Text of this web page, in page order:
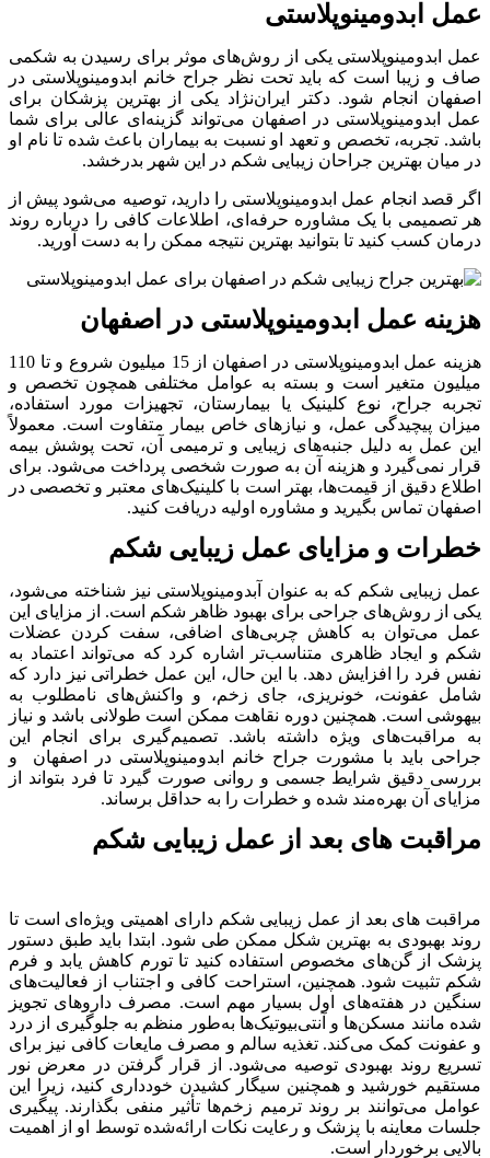
عمل ابدومینوپلاستی
عمل ابدومینوپلاستی یکی از روش‌های موثر برای رسیدن به شکمی
صاف و زیبا است که باید تحت نظر جراح خانم ابدومینوپلاستی در
اصفهان انجام شود. دکتر ایران‌نژاد یکی از بهترین پزشکان برای
عمل ابدومینوپلاستی در اصفهان می‌تواند گزینه‌ای عالی برای شما
باشد. تجربه، تخصص و تعهد او نسبت به بیماران باعث شده تا نام او
در میان بهترین جراحان زیبایی شکم در این شهر بدرخشد.
اگر قصد انجام عمل ابدومینوپلاستی را دارید، توصیه می‌شود پیش از
هر تصمیمی با یک مشاوره حرفه‌ای، اطلاعات کافی را درباره روند
درمان کسب کنید تا بتوانید بهترین نتیجه ممکن را به دست آورید.
هزینه عمل ابدومینوپلاستی در اصفهان
هزینه عمل ابدومینوپلاستی در اصفهان از 15 میلیون شروع و تا 110
میلیون متغیر است و بسته به عوامل مختلفی همچون تخصص و
تجربه جراح، نوع کلینیک یا بیمارستان، تجهیزات مورد استفاده،
میزان پیچیدگی عمل، و نیازهای خاص بیمار متفاوت است. معمولاً
این عمل به دلیل جنبه‌های زیبایی و ترمیمی آن، تحت پوشش بیمه
قرار نمی‌گیرد و هزینه آن به صورت شخصی پرداخت می‌شود. برای
اطلاع دقیق از قیمت‌ها، بهتر است با کلینیک‌های معتبر و تخصصی در
اصفهان تماس بگیرید و مشاوره اولیه دریافت کنید.
خطرات و مزایای عمل زیبایی شکم
عمل زیبایی شکم که به عنوان آبدومینوپلاستی نیز شناخته می‌شود،
یکی از روش‌های جراحی برای بهبود ظاهر شکم است. از مزایای این
عمل می‌توان به کاهش چربی‌های اضافی، سفت کردن عضلات
شکم و ایجاد ظاهری متناسب‌تر اشاره کرد که می‌تواند اعتماد به
نفس فرد را افزایش دهد. با این حال، این عمل خطراتی نیز دارد که
شامل عفونت، خونریزی، جای زخم، و واکنش‌های نامطلوب به
بیهوشی است. همچنین دوره نقاهت ممکن است طولانی باشد و نیاز
به مراقبت‌های ویژه داشته باشد. تصمیم‌گیری برای انجام این
جراحی باید با مشورت جراح خانم ابدومینوپلاستی در اصفهان
و
بررسی دقیق شرایط جسمی و روانی صورت گیرد تا فرد بتواند از
مزایای آن بهره‌مند شده و خطرات را به حداقل برساند.
مراقبت های بعد از عمل زیبایی شکم
مراقبت های بعد از عمل زیبایی شکم دارای اهمیتی ویژه‌ای است تا
روند بهبودی به بهترین شکل ممکن طی شود. ابتدا باید طبق دستور
پزشک از گن‌های مخصوص استفاده کنید تا تورم کاهش یابد و فرم
شکم تثبیت شود. همچنین، استراحت کافی و اجتناب از فعالیت‌های
سنگین در هفته‌های اول بسیار مهم است. مصرف داروهای تجویز
شده مانند مسکن‌ها و آنتی‌بیوتیک‌ها به‌طور منظم به جلوگیری از درد
و عفونت کمک می‌کند. تغذیه سالم و مصرف مایعات کافی نیز برای
تسریع روند بهبودی توصیه می‌شود. از قرار گرفتن در معرض نور
مستقیم خورشید و همچنین سیگار کشیدن خودداری کنید، زیرا این
عوامل می‌توانند بر روند ترمیم زخم‌ها تأثیر منفی بگذارند. پیگیری
جلسات معاینه با پزشک و رعایت نکات ارائه‌شده توسط او از اهمیت
بالایی برخوردار است.